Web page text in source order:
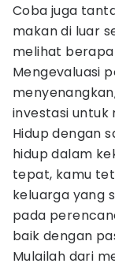
Coba juga
makan di luar
melihat
Mengevaluasi
investasi untuk
Hidup dengan
hidup dalam
tepat, kamu
keluarga yang
pada
baik dengan
Mulailah dari